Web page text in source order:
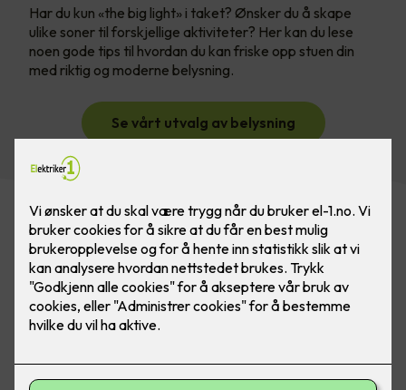
Har du kun «the big light» i taket? Ønsker du å skape
ulike soner til forskjellige aktiviteter? Her kan du lese
noen gode tips til hvordan du kan friske opp stuen din
med riktig og moderne belysning.
Se vårt utvalg av belysning